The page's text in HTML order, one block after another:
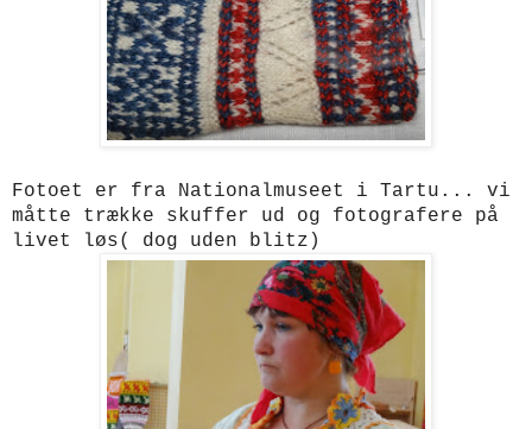
Fotoet er fra Nationalmuseet i Tartu... vi
måtte trække skuffer ud og fotografere på
livet løs( dog uden blitz)